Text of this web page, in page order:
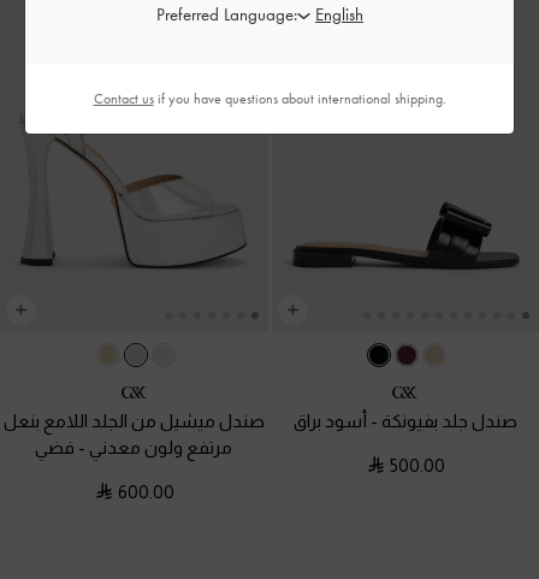
صندل جلد بفيونكة - أسود براق
500.00
صندل ميشيل من الجلد اللامع بنعل
مرتفع ولون معدني - فضي
600.00
Preferred Language:
Contact usif you have questions about international shipping.